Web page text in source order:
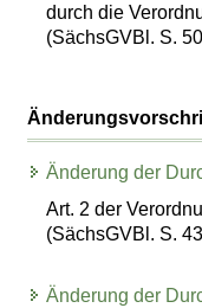
durch die
(SächsGVBl. S.
Änderung der
Art. 2 der
(SächsGVBl. S.
Änderung der